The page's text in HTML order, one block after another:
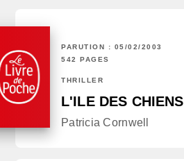
PARUTION : 05/02/2003
542 PAGES
THRILLER
L'ILE DES CHIENS
Patricia Cornwell